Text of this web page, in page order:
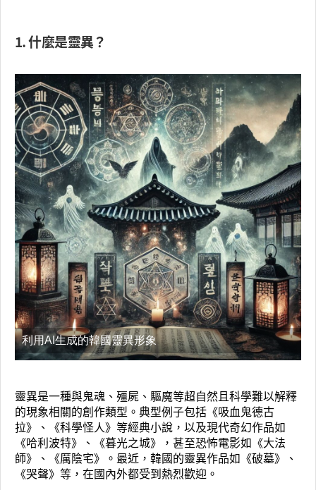
1. 什麼是靈異？
利用AI生成的韓國靈異形象
靈異是一種與鬼魂、殭屍、驅魔等超自然且科學難以解釋
的現象相關的創作類型。典型例子包括《吸血鬼德古
拉》、《科學怪人》等經典小說，以及現代奇幻作品如
《哈利波特》、《暮光之城》，甚至恐怖電影如《大法
師》、《厲陰宅》。最近，韓國的靈異作品如《破墓》、
《哭聲》等，在國內外都受到熱烈歡迎。